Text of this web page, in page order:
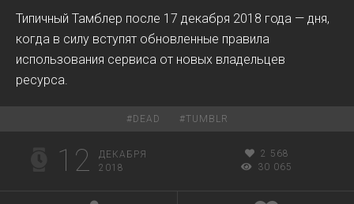
Типичный Тамблер после 17 декабря 2018 года — дня,
когда в силу вступят обновленные правила
использования сервиса от новых владельцев
ресурса.
# DEAD #TUMBLR
12
ДЕКАБРЯ
2018
2 568
30 065